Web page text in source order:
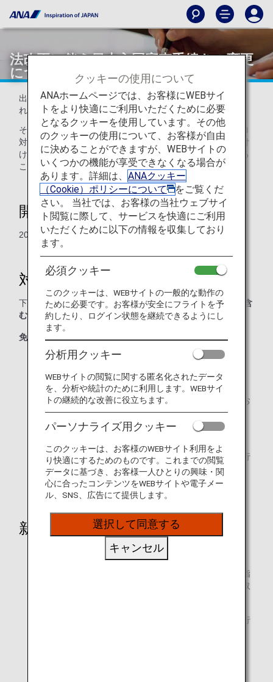
法改正に伴う日本入国審査手続きの変更
について
出入国管理及び難民認定法の一部を改正する法律が公布さ
れ、テロの未然防止のための規定が整備されました。
その一環として、入国審査時に個人識別情報を利用したテロ
対策が実施されることになり、個人識別情報の提供が義務付
けられている外国人のお客様は、指紋及び顔写真を提供する
ことになりました。
開始日
2007年11月20日より
対象者
下記の免除者を除き、 日本に入国する外国人(再入国の方を含
む)
が対象となります。
免除者
特別永住者
16歳未満の方
「外交」又は「公用」の在留資格に該当する活動を行お
うとする方
国の行政機関の長が招へいする方
「（外交）又は（公用）の在留資格に該当する活動を行
おうとする」または「国の行政機関の長が招へいする」
に準じて法務省令で定める方
新しい入国審査手続きの流れ
入国審査官に旅券、EDカード等の提出
入国審査官から案内を受けた後、原則、両手の人指し指
を指紋読取機器の上に置き、電磁的に指紋情報を読み取
指紋読取機器の上部にあるカメラで、顔写真の撮影を行
クッキーの使用について
ANAホームページでは、お客様にWEBサイ
トをより快適にご利用いただくために必要
となるクッキーを使用しています。その他
のクッキーの使用について、お客様が自由
に決めることができますが、WEBサイトの
いくつかの機能が享受できなくなる場合が
あります。詳細は、 ANAクッキー
（Cookie）ポリシーについて
をご覧くだ
さい。 当社では、お客様の当社ウェブサイ
ト閲覧に際して、サービスを快適にご利用
いただくために以下の情報を収集しており
ます。
必須クッキー
このクッキーは、WEBサイトの一般的な動作の
ために必要です。お客様が安全にフライトを予
約したり、ログイン状態を継続できるようにし
ます。
分析用クッキー
WEBサイトの閲覧に関する匿名化されたデータ
を、分析や統計のために利用します。WEBサイ
トの継続的な改善に役立ちます。
パーソナライズ用クッキー
このクッキーは、お客様のWEBサイト利用をよ
り快適にするためのものです。これまでの閲覧
データに基づき、お客様一人ひとりの興味・関
心に合ったコンテンツをWEBサイトや電子メー
ル、SNS、広告にて提供します。
選択して同意する
キャンセル